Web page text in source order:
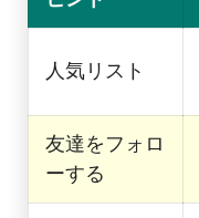
人気リスト
友達をフォロ
ーする